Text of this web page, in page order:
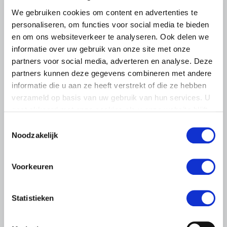
We gebruiken cookies om content en advertenties te
personaliseren, om functies voor social media te bieden
en om ons websiteverkeer te analyseren. Ook delen we
informatie over uw gebruik van onze site met onze
partners voor social media, adverteren en analyse. Deze
partners kunnen deze gegevens combineren met andere
informatie die u aan ze heeft verstrekt of die ze hebben
verzameld op basis van uw gebruik van hun services. U
Noodzakelijk
Voorkeuren
Statistieken
Kamerlid Goudzwaard (JA21)